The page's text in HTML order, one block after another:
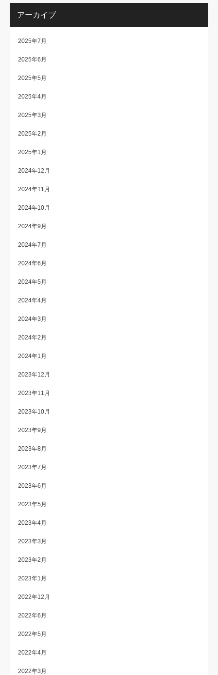
アーカイブ
2025年7月
2025年6月
2025年5月
2025年4月
2025年3月
2025年2月
2025年1月
2024年12月
2024年11月
2024年10月
2024年9月
2024年7月
2024年6月
2024年5月
2024年4月
2024年3月
2024年2月
2024年1月
2023年12月
2023年11月
2023年10月
2023年9月
2023年8月
2023年7月
2023年6月
2023年5月
2023年4月
2023年3月
2023年2月
2023年1月
2022年12月
2022年6月
2022年5月
2022年4月
2022年3月